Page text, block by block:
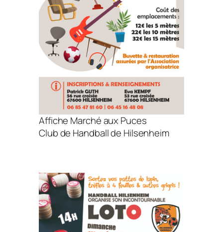
Affiche Marché aux Puces
Club de Handball de Hilsenheim